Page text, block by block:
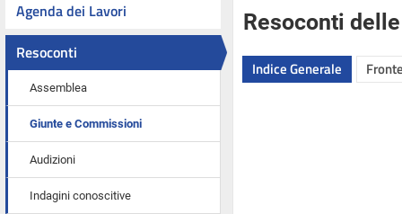
Agenda dei Lavori
Resoconti
Assemblea
Giunte e Commissioni
Audizioni
Indagini conoscitive
Resoconti
Indice Generale